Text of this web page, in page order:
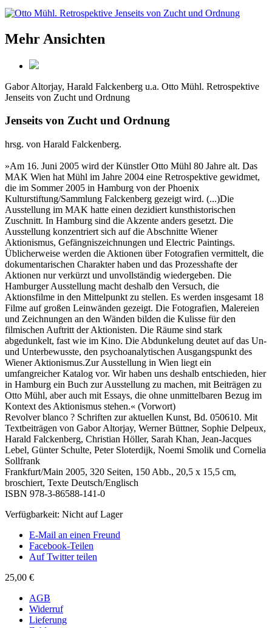
Mehr Ansichten
Gabor Altorjay, Harald Falckenberg u.a. Otto Mühl. Retrospektive
Jenseits von Zucht und Ordnung
Jenseits von Zucht und Ordnung
hrsg. von Harald Falckenberg.
»Am 16. Juni 2005 wird der Künstler Otto Mühl 80 Jahre alt. Das
MAK Wien hat Mühl im Jahre 2004 eine Retrospektive gewidmet,
die im Sommer 2005 in Hamburg von der Phoenix
Kulturstiftung/Sammlung Falckenberg gezeigt wird. (...)Die
Ausstellung im MAK hatte einen dezidiert kunsthistorischen
Zuschnitt. In Hamburg sind die Akzente anders gesetzt. Die
Ausstellung konzentriert sich auf die Abschnitte Wiener
Aktionismus, Gefängniszeichnungen und Electric Paintings.
Üblicherweise werden die Aktionen über Fotografien vermittelt, die
dokumentarischen Charakter haben und das Prozesshafte der
Aktionen nur verkürzt und unvollständig wiedergeben. Die
Hamburger Ausstellung macht deshalb den Versuch, die
Aktionsfilme in den Mittelpunkt zu stellen. Es werden insgesamt 18
Filme auf großen Leinwänden gezeigt. Die Fotografien, Malereien
und Zeichnungen an den Wänden bilden die Kulisse für den
filmischen Auftritt der Aktionisten. Die Räume sind stark
abgedunkelt, fast wie im Kino. Die Abdunkelung deutet auf das Un-
und Unterbewusste, den psychoanalytischen Ausgangspunkt des
Wiener Aktionismus.Zur Ausstellung in Wien liegt ein
umfangreicher Katalog vor. Wir haben uns deshalb entschieden, hier
in Hamburg ein Buch zur Ausstellung zu machen, mit Beiträgen zu
Otto Mühl, aber auch mit Essays, die ohne unmittelbaren Bezug im
Kontext des Aktionismus stehen.« (Vorwort)
Revolver blanco ? Schriften zur aktuellen Kunst, Bd. 050610. Mit
Textbeiträgen von Gabor Altorjay, Werner Büttner, Sophie Delpeux,
Harald Falckenberg, Christian Höller, Sarah Khan, Jean-Jacques
Lebel, Günter Schulte, Peter Sloterdijk, Noemi Smolik und Cornelia
Sollfrank
Frankfurt/Main 2005, 320 Seiten, 150 Abb., 20,5 x 15,5 cm,
broschiert, Texte Deutsch/Englisch
ISBN 978-3-86588-141-0
Verfügbarkeit: Nicht auf Lager
E-Mail an einen Freund
Facebook-Teilen
Auf Twitter teilen
25,00 €
AGB
Widerruf
Lieferung